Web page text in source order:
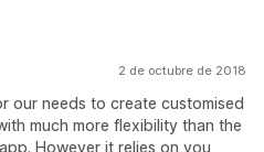
2 de octubre de 2018
our needs to create customised
much more flexibility than the
However it relies on you